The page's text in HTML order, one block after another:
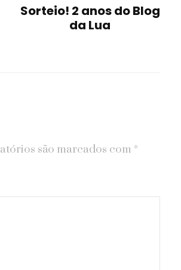
Sorteio! 2 anos do Blog
da Lua
são marcados com *